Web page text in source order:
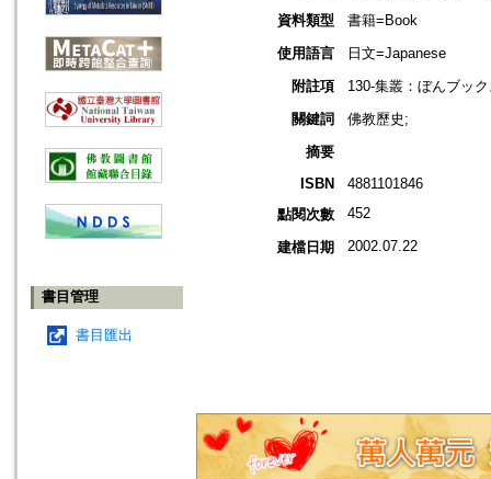
書目管理
書目匯出
資料類型
書籍=Book
使用語言
日文=Japanese
附註項
130-集叢：ぼんブッ
關鍵詞
佛教歷史;
摘要
ISBN
4881101846
點閱次數
452
建檔日期 2002.07.22